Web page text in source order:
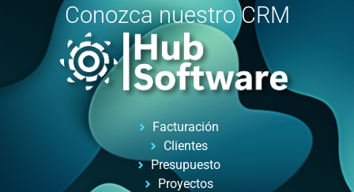
Conozca nuestro CRM
Facturación
Clientes
Presupuesto
Proyectos